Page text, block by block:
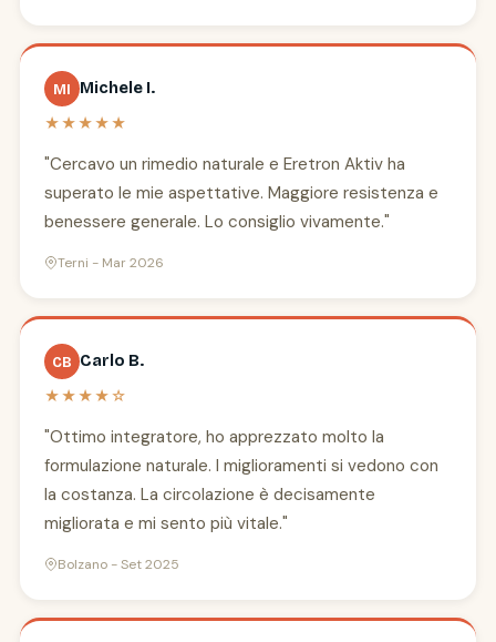
MI
Michele I.
★★★★★
"Cercavo un rimedio naturale e Eretron Aktiv ha
superato le mie aspettative. Maggiore resistenza e
benessere generale. Lo consiglio vivamente."
Terni - Mar 2026
CB Carlo B.
★★★★☆
"Ottimo integratore, ho apprezzato molto la
formulazione naturale. I miglioramenti si vedono con
la costanza. La circolazione è decisamente
migliorata e mi sento più vitale."
Bolzano - Set 2025